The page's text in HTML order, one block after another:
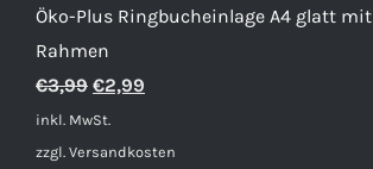
Öko-Plus Ringbucheinlage A4 glatt mit
Rahmen
€3,99 Ursprünglicher
Preis
war:
€2,99
ist:
inkl. MwSt.
zzgl. Versandkosten